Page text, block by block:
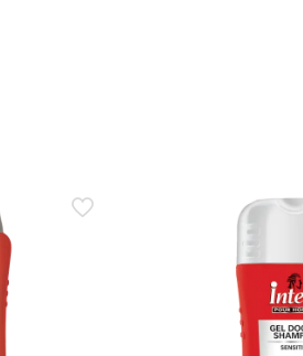
o più evidente in base alla quantità
illuminante Byron Bay in
tradizionale senza shimmer di
con luce dorata, l’olio illuminante è
illuminante Byron Bay idrata
illuminante Byron Bay offre comfort
più intense dopo